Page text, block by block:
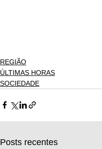
REGIÃO
ÚLTIMAS HORAS
SOCIEDADE
Posts recentes